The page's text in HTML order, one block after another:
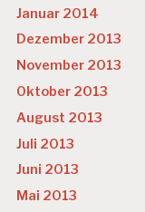
Januar 2014
Dezember 2013
November 2013
Oktober 2013
August 2013
Juli 2013
Juni 2013
Mai 2013